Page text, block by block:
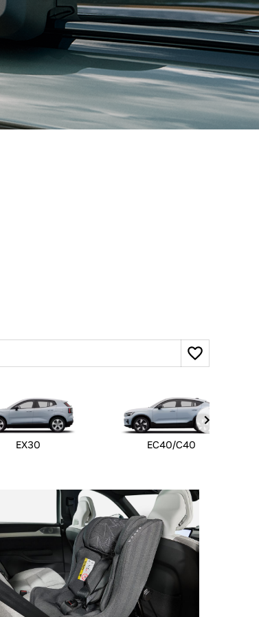
EX30 EC40/C40